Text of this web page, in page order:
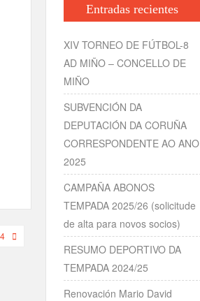
Entradas recientes
XIV TORNEO DE FÚTBOL-8
AD MIÑO – CONCELLO DE
MIÑO
SUBVENCIÓN DA
DEPUTACIÓN DA CORUÑA
CORRESPONDENTE AO ANO
2025
CAMPAÑA ABONOS
TEMPADA 2025/26 (solicitude
de alta para novos socios)
RESUMO DEPORTIVO DA
TEMPADA 2024/25
Renovación Mario David